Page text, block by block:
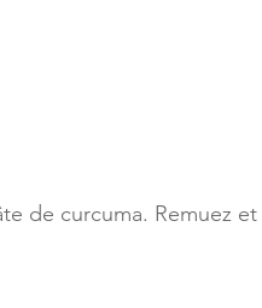
de curcuma. Remuez et